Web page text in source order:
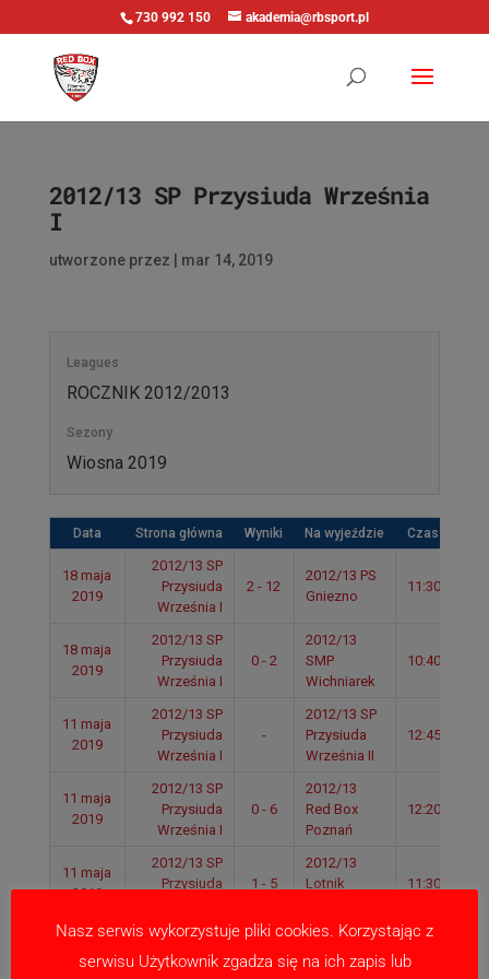
730 992 150 akademia@rbsport.pl
2012/13 SP Przysiuda Września
I
utworzone przez mar 14, 2019
Leagues
ROCZNIK 2012/2013
Sezony
Wiosna 2019
Data Strona główna Wyniki Na wyjeździe Czas
18 maja
2019
2012/13 SP
Przysiuda
Września I
2 - 12
2012/13 PS
Gniezno
11:30
18 maja
2019
2012/13 SP
Przysiuda
Września I
0 - 2
2012/13
SMP
Wichniarek
10:40
11 maja
2019
2012/13 SP
Przysiuda
Września I
-
2012/13 SP
Przysiuda
Września II
12:45
11 maja
2019
2012/13 SP
Przysiuda
Września I
0 - 6
2012/13
Red Box
Poznań
12:20
11 maja
2019
2012/13 SP
Przysiuda
1 - 5
2012/13
Lotnik
11:30
13
kwietnia
Wichniarek
1 - 5
2012/13 SP
Przysiuda
10:40
Nasz serwis wykorzystuje pliki cookies. Korzystając z
serwisu Użytkownik zgadza się na ich zapis lub